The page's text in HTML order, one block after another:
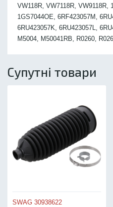
VW118R, VW7118R, VW9118R,
1GS7044OE, 6RF423057M,
6RU423057K, 6RU423057L,
M5004, M50041RB, R0260,
Супутні товари
SWAG 30938622